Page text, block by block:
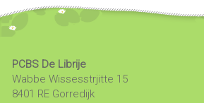
PCBS De Librije
Wabbe Wissesstrjitte 15
8401 RE Gorredijk